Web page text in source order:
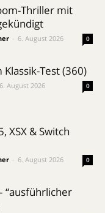
Thriller mit
6. August 2026 0
Test (360)
6. August 2026 0
XSX & Switch
6. August 2026 0
“ausführlicher